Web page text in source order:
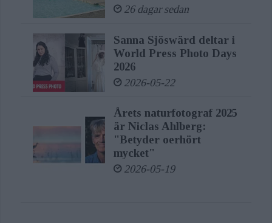
26 dagar sedan
Sanna Sjöswärd deltar i
World Press Photo Days
2026
2026-05-22
Årets naturfotograf 2025
är Niclas Ahlberg:
"Betyder oerhört
mycket"
2026-05-19